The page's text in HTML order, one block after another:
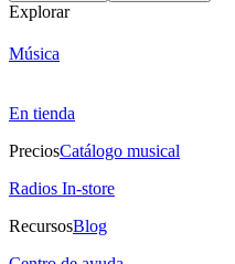
Explorar
Música
En tienda
PreciosCatálogo musical
Radios In-store
RecursosBlog